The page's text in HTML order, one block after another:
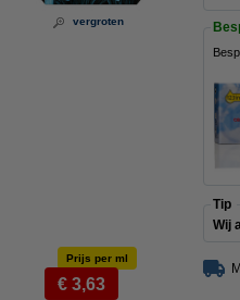
vergroten
Tip
Wij
Prijs per ml
€ 3,63